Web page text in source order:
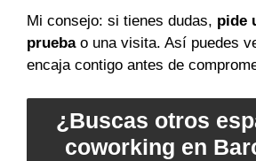
Mi consejo: si tienes dudas, pide
pruebao una visita. Así puedes
encaja contigo antes de
¿Buscas otros
coworking en